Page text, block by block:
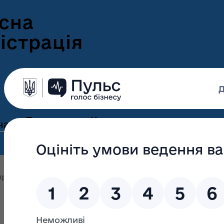
Пресцентр
Оголошення
Фотогалерея
Відеогалерея
Корисна
Інформація для
е-Ветеран
Інформація для
ВПО
Подати е-